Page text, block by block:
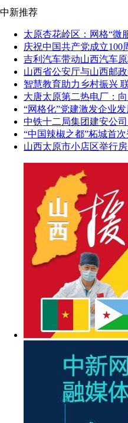
中新推荐
太原杏花岭区：网格“微
庆祝中国共产党成立100
吉利汽车带动山西汽车
山西省公安厅与山西邮
智慧教育助力乡村振兴
大唐太原第二热电厂：
“网格化”党建激发企业
中铁十二局集团建安公
“中国辣椒之都”柘城首
山西太原市小店区举行